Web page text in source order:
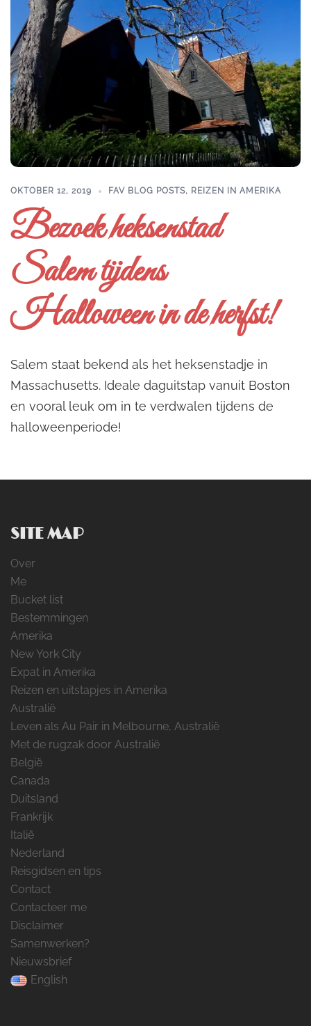
OKTOBER 12, 2019 FAV BLOG POSTS, REIZEN IN AMERIKA
Bezoek heksenstad
Salem tijdens
Halloween in de herfst!
Salem staat bekend als het heksenstadje in
Massachusetts. Ideale daguitstap vanuit Boston
en vooral leuk om in te verdwalen tijdens de
halloweenperiode!
SITE MAP
Over
Me
Bucket list
Bestemmingen
Amerika
New York City
Expat in Amerika
Reizen en uitstapjes in Amerika
Australië
Leven als Au Pair in Melbourne, Australië
Met de rugzak door Australië
België
Canada
Duitsland
Frankrijk
Italië
Nederland
Reisgidsen en tips
Contact
Contacteer me
Disclaimer
Samenwerken?
Nieuwsbrief
English